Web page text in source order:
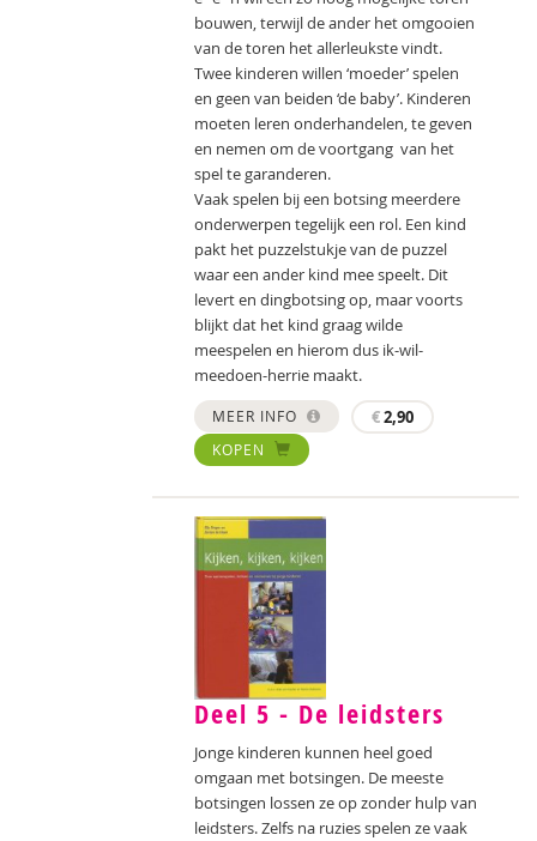
bouwen, terwijl de ander het omgooien
van de toren het allerleukste vindt.
Twee kinderen willen ‘moeder’ spelen
en geen van beiden ‘de baby’. Kinderen
moeten leren onderhandelen, te geven
en nemen om de voortgang van het
spel te garanderen.
Vaak spelen bij een botsing meerdere
onderwerpen tegelijk een rol. Een kind
pakt het puzzelstukje van de puzzel
waar een ander kind mee speelt. Dit
levert en dingbotsing op, maar voorts
blijkt dat het kind graag wilde
meespelen en hierom dus ik-wil-
meedoen-herrie maakt.
MEER INFO €2,90
KOPEN
Deel 5 - De leidsters
Jonge kinderen kunnen heel goed
omgaan met botsingen. De meeste
botsingen lossen ze op zonder hulp van
leidsters. Zelfs na ruzies spelen ze vaak